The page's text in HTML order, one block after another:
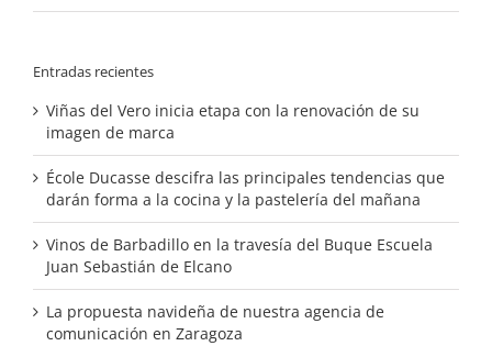
Entradas recientes
Viñas del Vero inicia etapa con la renovación de su
imagen de marca
École Ducasse descifra las principales tendencias que
darán forma a la cocina y la pastelería del mañana
Vinos de Barbadillo en la travesía del Buque Escuela
Juan Sebastián de Elcano
La propuesta navideña de nuestra agencia de
comunicación en Zaragoza